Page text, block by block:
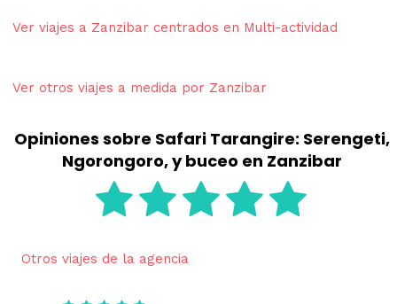
Ver viajes a Zanzibar centrados en Multi-actividad
Ver otros viajes a medida por Zanzibar
Opiniones sobre Safari Tarangire: Serengeti,
Ngorongoro, y buceo en Zanzibar
Otros viajes de la agencia